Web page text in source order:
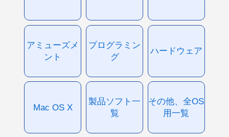
アミューズメ
ント
プログラミン
グ
ハードウェア
Mac OS X
製品ソフト一
覧
その他、全OS
用一覧